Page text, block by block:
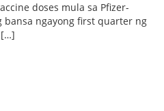
doses mula sa Pfizer-
bansa ngayong first quarter ng
[…]